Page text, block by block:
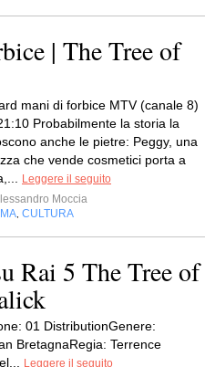
| The Tree of
mani di forbice MTV (canale 8)
Probabilmente la storia la
anche le pietre: Peggy, una
che vende cosmetici porta a
Leggere il seguito
Moccia
CULTURA
Rai 5 The Tree of
01 DistributionGenere:
BretagnaRegia: Terrence
Leggere il seguito